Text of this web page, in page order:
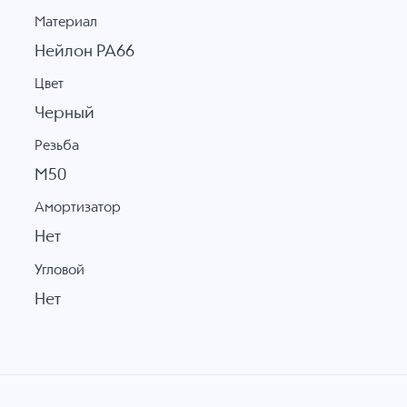
Материал
Нейлон PA66
Цвет
Черный
Резьба
M50
Амортизатор
Нет
Угловой
Нет